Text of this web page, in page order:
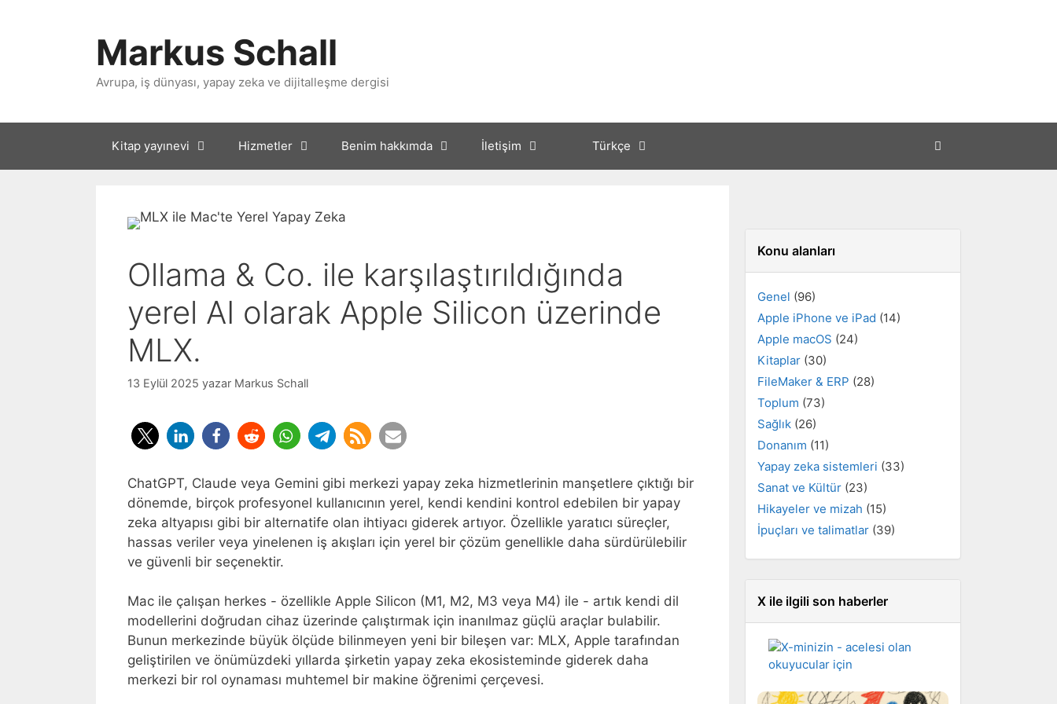
Markus Schall
Avrupa, iş dünyası, yapay zeka ve dijitalleşme dergisi
Kitap yayınevi Hizmetler Benim hakkımda İletişim Türkçe
Ollama & Co. ile karşılaştırıldığında
yerel AI olarak Apple Silicon üzerinde
MLX.
13 Eylül 2025 yazar Markus Schall
ChatGPT, Claude veya Gemini gibi merkezi yapay zeka hizmetlerinin manşetlere çıktığı bir
dönemde, birçok profesyonel kullanıcının yerel, kendi kendini kontrol edebilen bir yapay
zeka altyapısı gibi bir alternatife olan ihtiyacı giderek artıyor. Özellikle yaratıcı süreçler,
hassas veriler veya yinelenen iş akışları için yerel bir çözüm genellikle daha sürdürülebilir
ve güvenli bir seçenektir.
Mac ile çalışan herkes - özellikle Apple Silicon (M1, M2, M3 veya M4) ile - artık kendi dil
modellerini doğrudan cihaz üzerinde çalıştırmak için inanılmaz güçlü araçlar bulabilir.
Bunun merkezinde büyük ölçüde bilinmeyen yeni bir bileşen var: MLX, Apple tarafından
geliştirilen ve önümüzdeki yıllarda şirketin yapay zeka ekosisteminde giderek daha
merkezi bir rol oynaması muhtemel bir makine öğrenimi çerçevesi.
Konu alanları
Genel (96)
Apple iPhone ve iPad (14)
Apple macOS (24)
Kitaplar (30)
FileMaker & ERP (28)
Toplum (73)
Sağlık (26)
Donanım (11)
Yapay zeka sistemleri (33)
Sanat ve Kültür (23)
Hikayeler ve mizah (15)
İpuçları ve talimatlar (39)
X ile ilgili son haberler